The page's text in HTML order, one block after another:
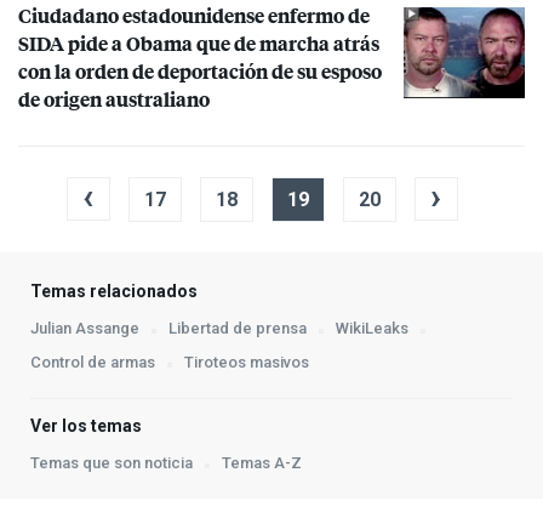
Ciudadano estadounidense enfermo de
SIDApide a Obama que de marcha atrás
con la orden de deportación de su esposo
de origen australiano
‹ 17 18 19 20 ›
Temas relacionados
Julian Assange Libertad de prensa
WikiLeaks
Control de armas
Tiroteos masivos
Ver los temas
Temas que son noticia Temas A-Z